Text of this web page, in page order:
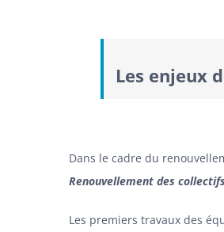
Les enjeux
Dans le cadre du
Renouvellement des
Les premiers travaux des